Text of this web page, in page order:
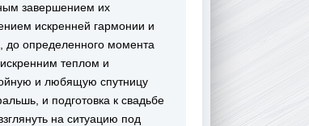
завершением их
искренней гармонии и
до определенного момента
теплом и
и любящую спутницу
и подготовка к свадьбе
на ситуацию под